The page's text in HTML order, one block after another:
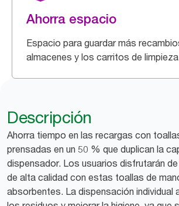
Ahorra espacio
Espacio para guardar más
almacenes y los carritos de
Descripción
Ahorra tiempo en las recargas con
prensadas en un 50 % que duplican la
dispensador. Los usuarios disfrutarán
de alta calidad con estas toallas de
absorbentes. La dispensación individual